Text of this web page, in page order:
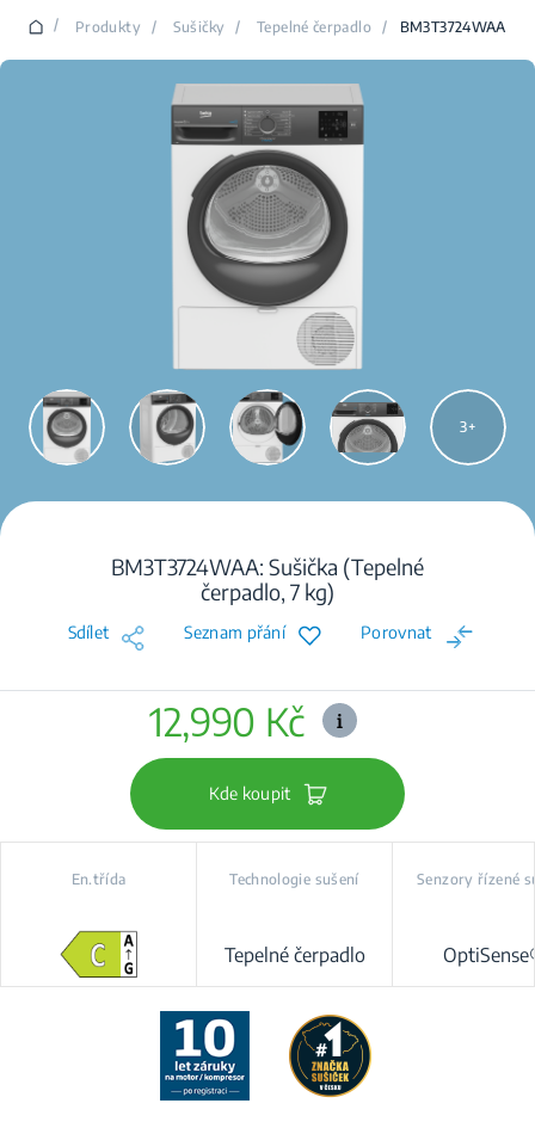
/ Produkty / Sušičky / Tepelné čerpadlo / BM3T3724WAA
3
BM3T3724WAA: Sušička (Tepelné
čerpadlo, 7 kg)
Sdílet Seznam přání Porovnat
12,990 Kč
Kde koupit
En.třída Technologie sušení
Tepelné čerpadlo
Senzory řízené